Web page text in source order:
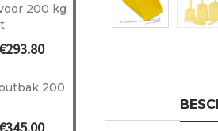
200 kg
€293.80Prijsklasse:
€293.80
200
€345.00Prijsklasse: